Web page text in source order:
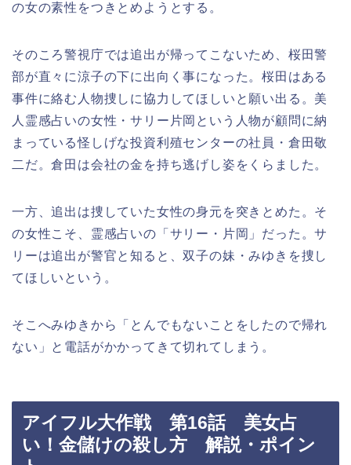
の女の素性をつきとめようとする。
そのころ警視庁では追出が帰ってこないため、桜田警
部が直々に涼子の下に出向く事になった。桜田はある
事件に絡む人物捜しに協力してほしいと願い出る。美
人霊感占いの女性・サリー片岡という人物が顧問に納
まっている怪しげな投資利殖センターの社員・倉田敬
二だ。倉田は会社の金を持ち逃げし姿をくらました。
一方、追出は捜していた女性の身元を突きとめた。そ
の女性こそ、霊感占いの「サリー・片岡」だった。サ
リーは追出が警官と知ると、双子の妹・みゆきを捜し
てほしいという。
そこへみゆきから「とんでもないことをしたので帰れ
ない」と電話がかかってきて切れてしまう。
アイフル大作戦 第16話 美女占
い！金儲けの殺し方 解説・ポイン